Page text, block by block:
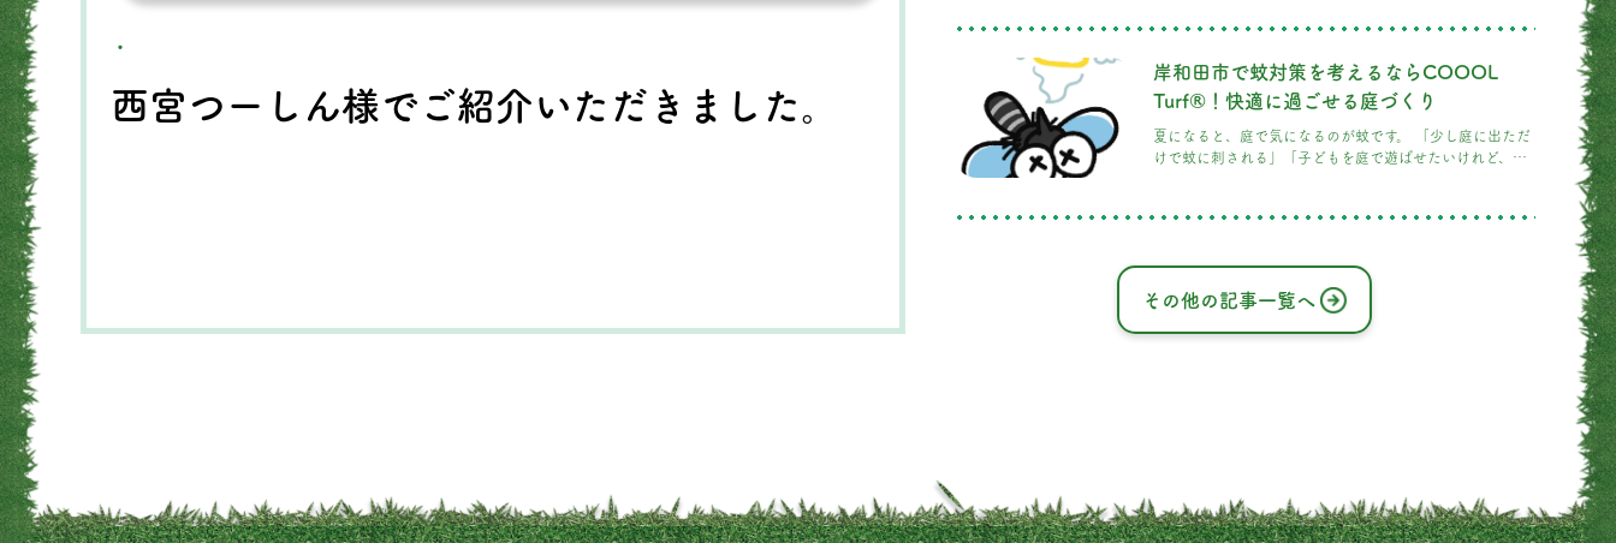
・
西宮つーしん様でご紹介いただきました。
施工することで、お子さまやペット、ご家族が快適に過ご
は、防草対策として砂利が敷かれていました。 砂利は雑草
対策として効果がありますが、小さなお子さまが走り回っ
岸和田市で蚊対策を考えるならCOOOL
Turf®！快適に過ごせる庭づくり
夏になると、庭で気になるのが蚊です。 「少し庭に出ただ
けで蚊に刺される」「子どもを庭で遊ばせたいけれど、蚊
や蚊取り線香だけでなく、蚊が発生しにくく、身を隠しに
集まりやすくなる原因と、COOOL Turf®を取り入れた快
適な庭づくりについてご紹介します。 庭に蚊が集まりやす
くなる原因とは？
その他の記事一覧へ